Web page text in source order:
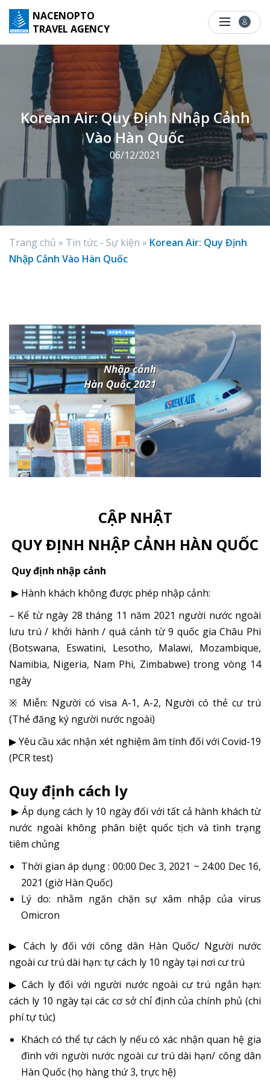
n
NACENOPTO
TRAVEL AGENCY
Korean Air: Quy Định Nhập Cảnh
Vào Hàn Quốc
06/12/2021
Trang chủ » Tin tức - Sự kiện » Korean Air: Quy Định
Nhập Cảnh Vào Hàn Quốc
CẬP NHẬT
QUY ĐỊNH NHẬP CẢNH HÀN QUỐC
Quy định nhập cảnh
▶ Hành khách không được phép nhập cảnh:
– Kể từ ngày 28 tháng 11 năm 2021 người nước ngoài
lưu trú / khởi hành / quá cảnh từ 9 quốc gia Châu Phi
(Botswana, Eswatini, Lesotho, Malawi, Mozambique,
Namibia, Nigeria, Nam Phi, Zimbabwe) trong vòng 14
ngày
※ Miễn: Người có visa A-1, A-2, Người có thẻ cư trú
(Thẻ đăng ký người nước ngoài)
▶ Yêu cầu xác nhận xét nghiệm âm tính đối với Covid-19
(PCR test)
Quy định cách ly
▶ Áp dụng cách ly 10 ngày đối với tất cả hành khách từ
nước ngoài không phân biệt quốc tịch và tình trạng
tiêm chủng
Thời gian áp dụng : 00:00 Dec 3, 2021 ~ 24:00 Dec 16,
2021 (giờ Hàn Quốc)
Lý do: nhằm ngăn chặn sự xâm nhập của virus
Omicron
▶ Cách ly đối với công dân Hàn Quốc/ Người nước
ngoài cư trú dài hạn: tự cách ly 10 ngày tại nơi cư trú
▶ Cách ly đối với người nước ngoài cư trú ngắn hạn:
cách ly 10 ngày tại các cơ sở chỉ định của chính phủ (chi
phí tự túc)
Khách có thể tự cách ly nếu có xác nhận quan hệ gia
đình với người nước ngoài cư trú dài hạn/ công dân
Hàn Quốc (họ hàng thứ 3, trực hệ)